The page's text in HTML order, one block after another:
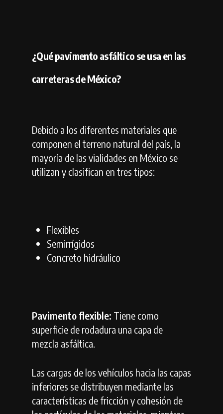
¿Qué pavimento asfáltico se usa en las
carreteras de México?
Debido a los diferentes materiales que
componen el terreno natural del país, la
mayoría de las vialidades en México se
utilizan y clasifican en tres tipos:
Flexibles
Semirrígidos
Concreto hidráulico
Pavimento flexible: Tiene como
superficie de rodadura una capa de
mezcla asfáltica.
Las cargas de los vehículos hacia las capas
inferiores se distribuyen mediante las
características de fricción y cohesión de